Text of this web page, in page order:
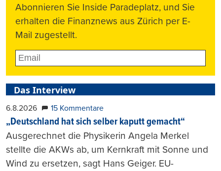
Abonnieren Sie Inside Paradeplatz, und Sie
erhalten die Finanznews aus Zürich per E-
Mail zugestellt.
Das Interview
6.8.2026 15 Kommentare
„Deutschland hat sich selber kaputt gemacht“
Ausgerechnet die Physikerin Angela Merkel
stellte die AKWs ab, um Kernkraft mit Sonne und
Wind zu ersetzen, sagt Hans Geiger. EU-